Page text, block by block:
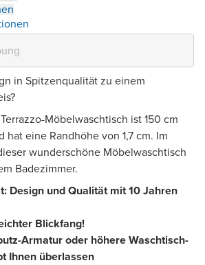
in Spitzenqualität zu einem
Möbelwaschtisch ist 150 cm
eine Randhöhe von 1,7 cm. Im
wunderschöne Möbelwaschtisch
Badezimmer.
Design und Qualität mit 10 Jahren
Blickfang!
Armatur oder höhere Waschtisch-
Ihnen überlassen